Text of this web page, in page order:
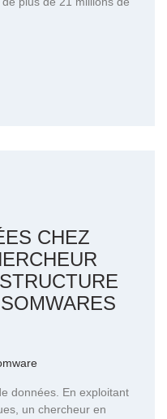
CHEZ
données. En exploitant
un chercheur en